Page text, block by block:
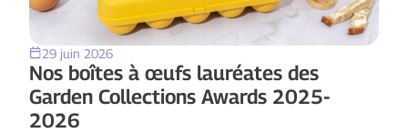
29 juin 2026
Nos boîtes à œufs lauréates des
Garden Collections Awards 2025-
2026